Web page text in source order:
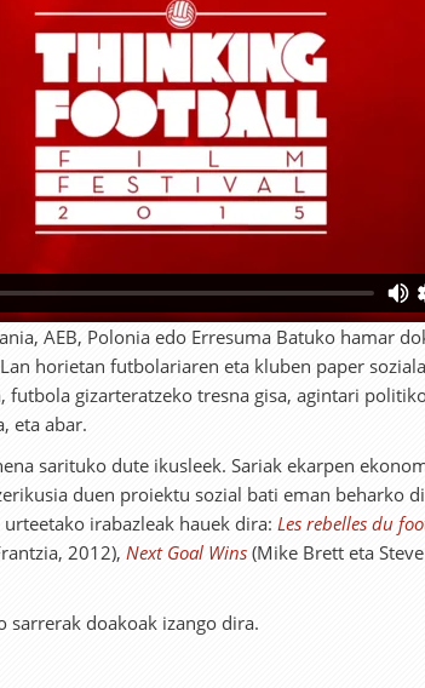
AEB, Polonia edo Erresuma Batuko hamar
horietan futbolariaren eta kluben paper
futbola gizarteratzeko tresna gisa, agintari
eta abar.
sarituko dute ikusleek. Sariak ekarpen
duen proiektu sozial bati eman beharko
irabazleak hauek dira: Les rebelles du
2012), Next Goal Wins (Mike Brett eta
sarrerak doakoak izango dira.